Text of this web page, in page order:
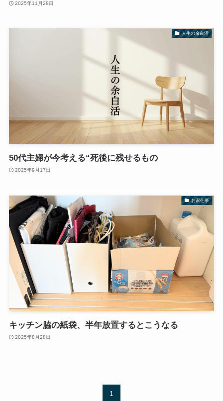
2025年11月28日
人生の余白活
50代主婦が今考える“死後に残せるもの
2025年9月17日
お家仕事
キッチン脇の紙袋、半年放置するとこうなる
2025年8月28日
1